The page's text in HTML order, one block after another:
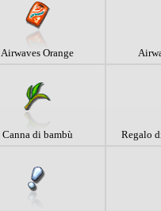
Airwaves Orange
Canna di bambù Regalo